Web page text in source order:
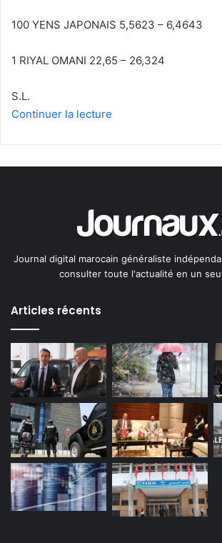
100 YENS JAPONAIS 5,5623 – 6,4643
1 RIYAL OMANI 22,65 – 26,324
S.L.
Continuer la lecture
Journal digital marocain généraliste
consulter toute l'actualité en un
Articles récents